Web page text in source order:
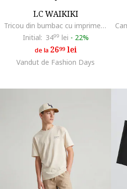
LC WAIKIKI
Tricou din bumbac cu imprimeu, Alb
Initial: 3499 lei - 22%
de la 2699lei
Vandut de Fashion Days